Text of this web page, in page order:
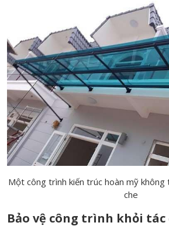
Một công trình kiến trúc hoàn mỹ không
che
Bảo vệ công trình khỏi tác